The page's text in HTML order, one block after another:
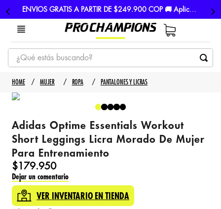
ENVIOS GRATIS A PARTIR DE $249.900 COP 🚚 Aplican TyC
¿Qué estás buscando?
TÉRMINOS MÁS BUSCADOS
1
3. nike
4. guayos
5. gorras
MUJER ROPA PANTALONES Y LICRAS
Adidas Optime Essentials Workout
Short Leggings Licra Morado De Mujer
Para Entrenamiento
$179.950
Dejar un comentario
VER INVENTARIO EN TIENDA